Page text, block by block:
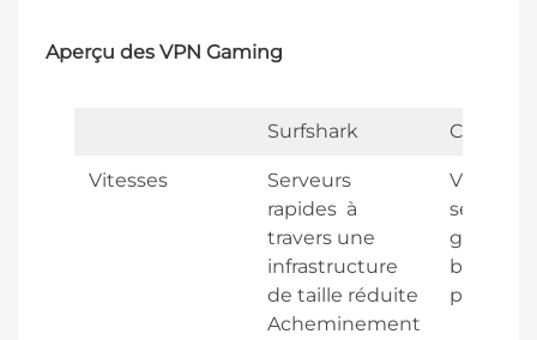
Aperçu des VPN Gaming
Surfshark
Vitesses
Serveurs
rapides à
travers une
infrastructure
de taille réduite
Acheminement
Vaste
serveurs
gaming
bande
passante